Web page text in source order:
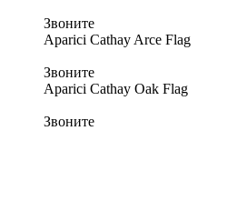
Звоните
Aparici Cathay Arce Flag
Звоните
Aparici Cathay Oak Flag
Звоните